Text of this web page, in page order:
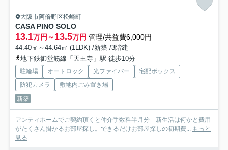
大阪市阿倍野区松崎町
CASA PINO SOLO
13.1万円～13.5万円 管理/共益費6,000円
44.40㎡～44.64㎡ (1LDK) /新築 /3階建
地下鉄御堂筋線「天王寺」駅 徒歩10分
駐輪場 オートロック 光ファイバー
宅配ボックス
防犯カメラ
敷地内ごみ置き場
新築
アンティホームでご契約頂くと仲介手数料半月分 新生活は何かと費用
がたくさん掛かるお部屋探し。できるだけお部屋探しの初期費... もっと
見る